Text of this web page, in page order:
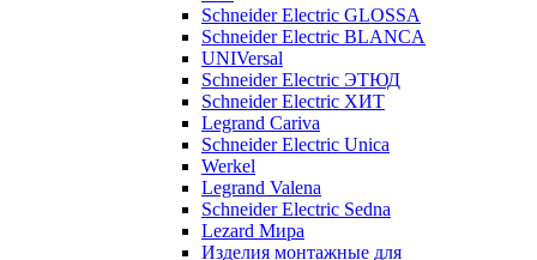
Schneider Electric GLOSSA
Schneider Electric BLANCA
UNIVersal
Schneider Electric ЭТЮД
Schneider Electric ХИТ
Legrand Cariva
Schneider Electric Unica
Werkel
Legrand Valena
Schneider Electric Sedna
Lezard Мира
Изделия монтажные для